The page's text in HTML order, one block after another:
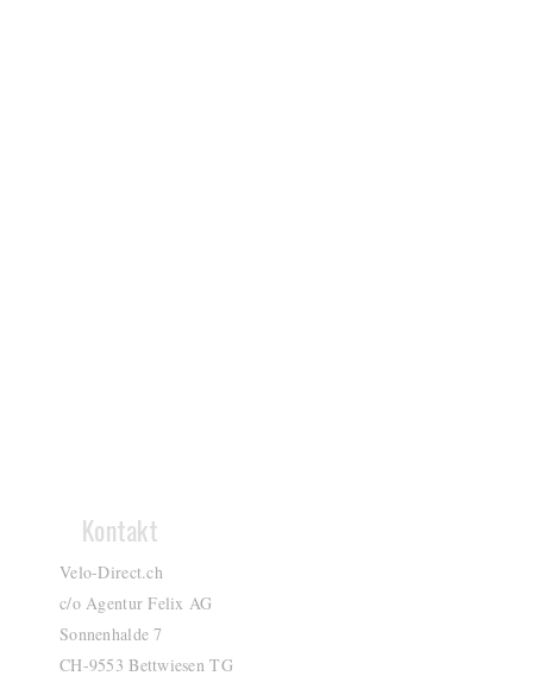
Kontakt
Velo-Direct.ch
c/o Agentur Felix AG
Sonnenhalde 7
CH-9553 Bettwiesen TG